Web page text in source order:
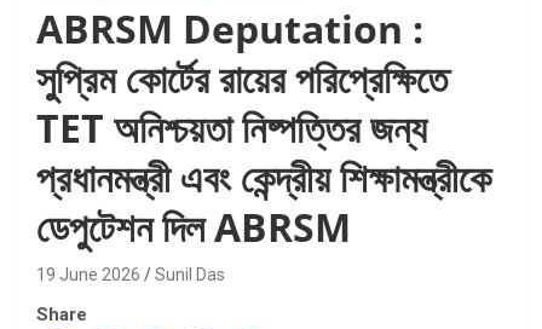
ABRSM Deputation :
সুপ্রিম কোর্টের রায়ের পরিপ্রেক্ষিতে
TET অনিশ্চয়তা নিষ্পত্তির জন্য
প্রধানমন্ত্রী এবং কেন্দ্রীয় শিক্ষামন্ত্রীকে
ডেপুটেশন দিল ABRSM
19 June 2026 Sunil Das
Share